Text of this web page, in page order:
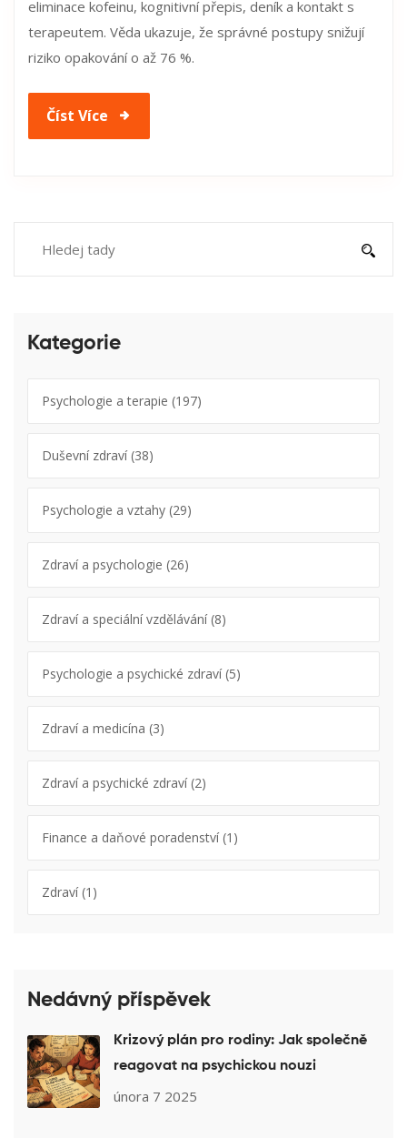
eliminace kofeinu, kognitivní přepis, deník a kontakt s
terapeutem. Věda ukazuje, že správné postupy snižují
riziko opakování o až 76 %.
Číst Více
Kategorie
Psychologie a terapie (197)
Duševní zdraví(38)
Psychologie a vztahy (29)
Zdraví a psychologie (26)
Zdraví a speciální vzdělávání(8)
Psychologie a psychické zdraví(5)
Zdraví a medicína (3)
Zdraví a psychické zdraví(2)
Finance a daňové poradenství(1)
Zdraví(1)
Nedávný příspěvek
Krizový plán pro rodiny: Jak společně
reagovat na psychickou nouzi
února 7 2025